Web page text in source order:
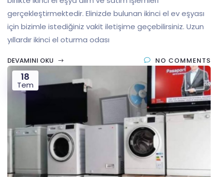
gerçekleştirmektedir. Elinizde bulunan ikinci el ev eşyası
için bizimle istediğiniz vakit iletişime geçebilirsiniz. Uzun
yıllardır ikinci el oturma odası
DEVAMINI OKU NO COMMENTS
18
Tem